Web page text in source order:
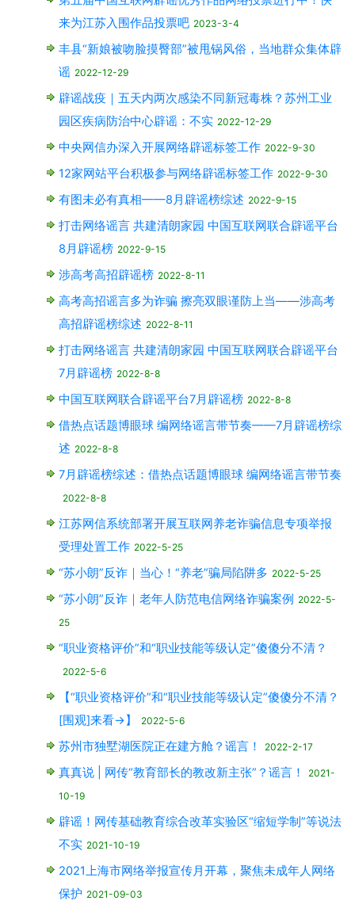
来为江苏入围作品投票吧 2023-3-4
丰县“新娘被吻脸摸臀部”被甩锅风俗，当地群众集体辟
谣 2022-12-29
辟谣战疫｜五天内两次感染不同新冠毒株？苏州工业
园区疾病防治中心辟谣：不实 2022-12-29
中央网信办深入开展网络辟谣标签工作 2022-9-30
12家网站平台积极参与网络辟谣标签工作 2022-9-30
有图未必有真相——8月辟谣榜综述 2022-9-15
打击网络谣言 共建清朗家园 中国互联网联合辟谣平台
8月辟谣榜 2022-9-15
涉高考高招辟谣榜 2022-8-11
高考高招谣言多为诈骗 擦亮双眼谨防上当——涉高考
高招辟谣榜综述 2022-8-11
打击网络谣言 共建清朗家园 中国互联网联合辟谣平台
7月辟谣榜 2022-8-8
中国互联网联合辟谣平台7月辟谣榜 2022-8-8
借热点话题博眼球 编网络谣言带节奏——7月辟谣榜综
述 2022-8-8
7月辟谣榜综述：借热点话题博眼球 编网络谣言带节奏
2022-8-8
江苏网信系统部署开展互联网养老诈骗信息专项举报
受理处置工作 2022-5-25
“苏小朗”反诈｜当心！“养老”骗局陷阱多 2022-5-25
“苏小朗”反诈｜老年人防范电信网络诈骗案例 2022-5-
25
“职业资格评价”和“职业技能等级认定”傻傻分不清？
2022-5-6
【“职业资格评价”和“职业技能等级认定”傻傻分不清？
[围观]来看→】
2022-5-6
苏州市独墅湖医院正在建方舱？谣言！ 2022-2-17
真真说 | 网传“教育部长的教改新主张”？谣言！
2021-
10-19
辟谣！网传基础教育综合改革实验区“缩短学制”等说法
不实 2021-10-19
2021上海市网络举报宣传月开幕，聚焦未成年人网络
保护 2021-09-03